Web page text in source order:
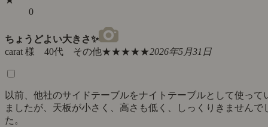
0
ちょうどよい大きさ✨
carat 様 40代 その他★★★★★2026年5月31日
以前、他社のサイドテーブルをナイトテーブルとして使って
ましたが、天板が小さく、高さも低く、しっくりきませんで
た。